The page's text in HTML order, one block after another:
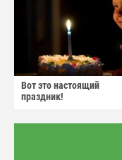
Вот это настоящий
праздник!